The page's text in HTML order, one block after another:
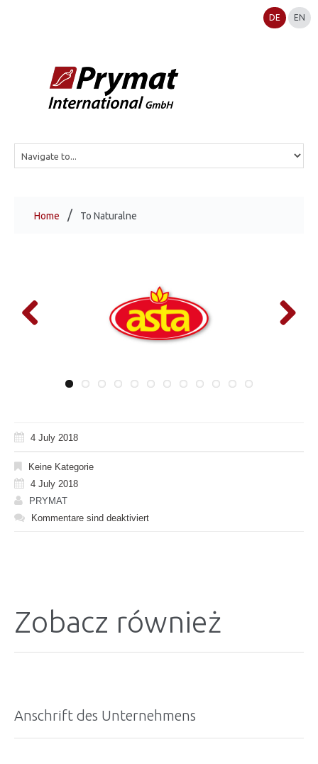
DE EN
Home To Naturalne
4 July 2018
Keine Kategorie
4 July 2018
PRYMAT
Kommentare sind deaktiviert
Zobacz również
Anschrift des Unternehmens